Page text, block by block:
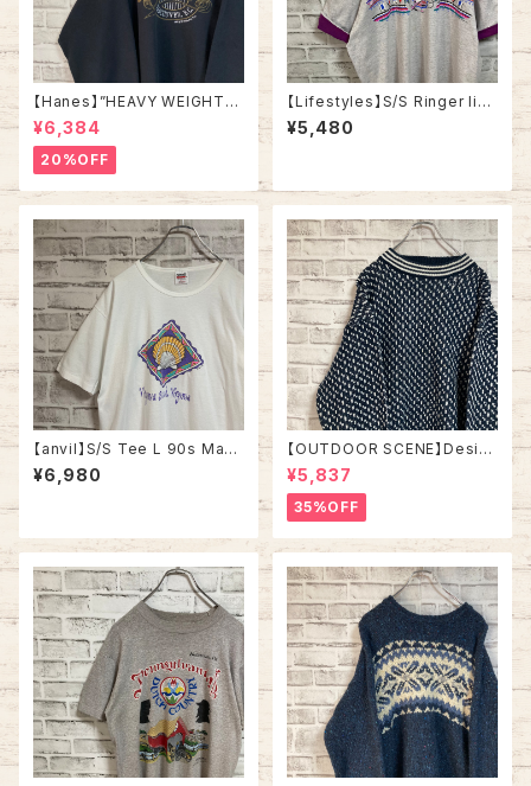
【Hanes】”HEAVY WEIGHT
”L/S Sweat L 90s ヘインズ
スーベニア スウェット トレーナ
ー ヘビーコットン 厚手 刺繍ロ
ゴ 炭黒 アメリカ USA 古着
¥6,384
20%OFF
【Lifestyles】S/S Ringer like
Tee XL 90s Made in USA v
intage リンガーライク レイヤ
グルステッチ アメリカ USA レト
ロ 古着
¥5,480
【anvil】S/S Tee L 90s Mad
e in USA vintage Souvenir
Tee “Virginia Beach”スーベ
ーチ シングルステッチ アメリカ
USA 古着
¥6,980
【OUTDOOR SCENE】Desig
n Knit L相当 ”Bird’s Eye” デ
ザインニット 総柄ニット デザイ
ンニット セーター バーズアイ リ
ブライン アメリカ USA 古着
¥5,837
35%OFF